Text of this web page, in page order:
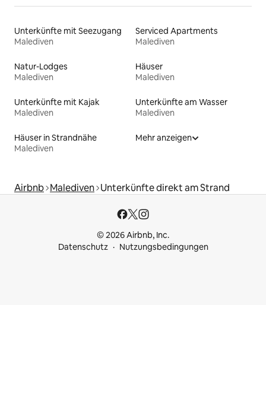
Unterkünfte mit Seezugang
Malediven
Serviced Apartments
Malediven
Natur-Lodges
Malediven
Häuser
Malediven
Unterkünfte mit Kajak
Malediven
Unterkünfte am Wasser
Malediven
Häuser in Strandnähe
Malediven
Mehr anzeigen
Airbnb Malediven Unterkünfte direkt am Strand
© 2026 Airbnb, Inc.
Datenschutz
Nutzungsbedingungen